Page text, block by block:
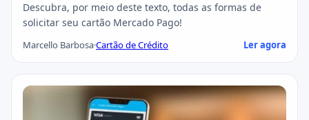
Descubra, por meio deste texto, todas as formas de
solicitar seu cartão Mercado Pago!
Marcello Barbosa·Cartão de Crédito Ler agora